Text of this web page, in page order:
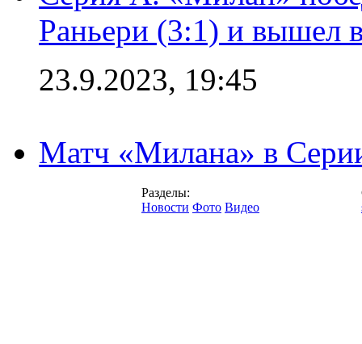
Раньери (3:1) и вышел
23.9.2023, 19:45
Матч «Милана» в
Разделы:
Новости Фото Видео